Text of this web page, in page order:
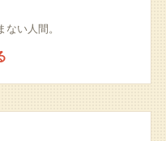
い人間。